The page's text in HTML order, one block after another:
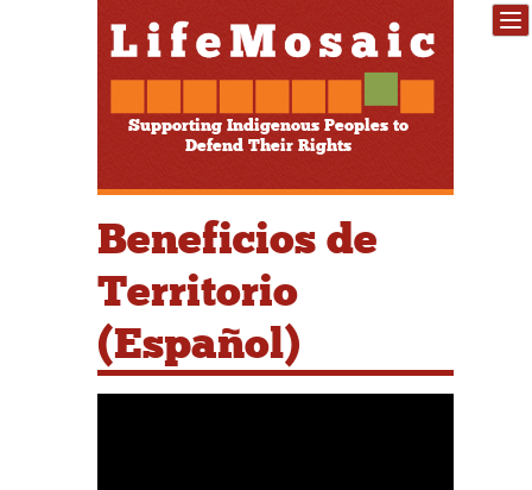
Supporting Indigenous Peoples to
Defend Their Rights
Beneficios de
Territorio
(Español)